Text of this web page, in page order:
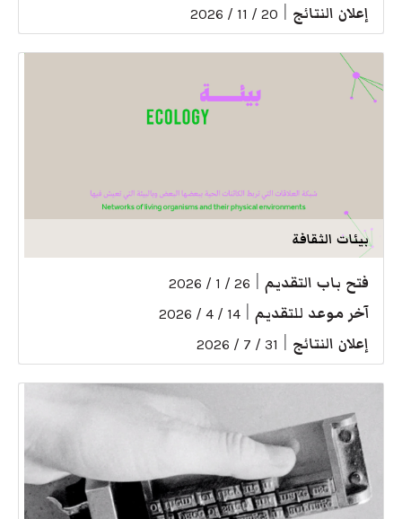
إعلان النتائج 20 / 11 / 2026
بيئات الثقافة
فتح باب التقديم 26 / 1 / 2026
آخر موعد للتقديم 14 / 4 / 2026
إعلان النتائج 31 / 7 / 2026